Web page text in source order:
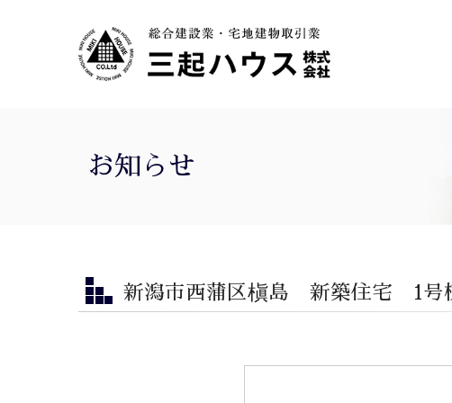
お知らせ
新潟市西蒲区槇島 新築住宅 1号